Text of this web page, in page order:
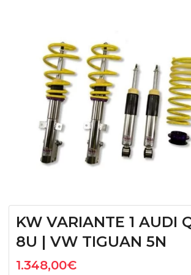
KW VARIANTE 1 AUDI
8U | VW TIGUAN 5N
1.348,00€